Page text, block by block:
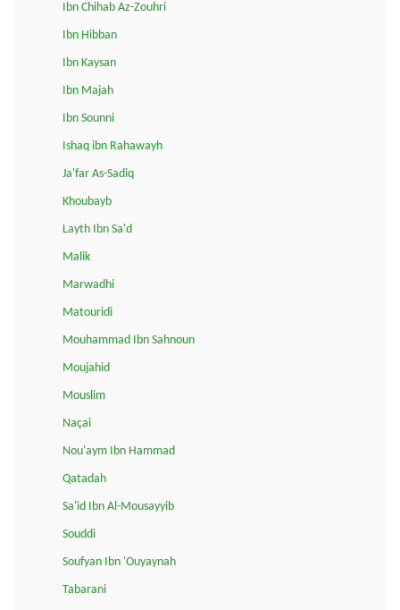
Ibn Chihab Az-Zouhri
Ibn Hibban
Ibn Kaysan
Ibn Majah
Ibn Sounni
Ishaq ibn Rahawayh
Ja'far As-Sadiq
Khoubayb
Layth Ibn Sa'd
Malik
Marwadhi
Matouridi
Mouhammad Ibn Sahnoun
Moujahid
Mouslim
Naçai
Nou'aym Ibn Hammad
Qatadah
Sa'id Ibn Al-Mousayyib
Souddi
Soufyan Ibn 'Ouyaynah
Tabarani